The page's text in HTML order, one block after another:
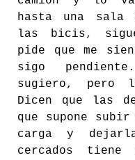
hasta una sala
las bicis,
pide que me
sigo
sugiero, pero
Dicen que las
que supone
carga y
cercados